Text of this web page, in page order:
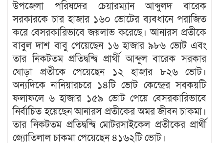
উপজেলা পরিষদের চেয়ারম্যান আব্দুলদ বারেক
সরকারকে চার হাজার ১৬০ ভোটের ব্যবধানে পরাজিত
করে বেসরকারিভাবে জয়লাভ করেছে। আনারস প্রতীকে
বাবুল দাশ বাবু পেয়েছেন ১৬ হাজার ৯৮৬ ভোট এবং
তার নিকটতম প্রতিদ্বন্দ্বি প্রার্থী আব্দুল বারেক সরকার
ঘোড়া প্রতীকে পেয়েছেন ১২ হাজার ৮২৬ ভোট।
অন্যদিকে নানিয়ারচরে ১৪টি ভোট কেন্দ্রের সবকয়টি
ফলাফলে ৬ হাজার ১৫৯ ভোট পেয়ে বেসরকারিভাবে
নির্বাচিত হয়েছেন আনারস প্রতীকের অমর জীবন চাকমা।
তার নিকটতম প্রতিদ্বন্দ্বি মোটরসাইকেল প্রতীকের প্রার্থী
জ্যোতিলাল চাকমা পেয়েছেন ৪১৬২টি ভোট।